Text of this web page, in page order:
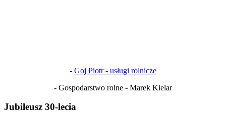
- Goj Piotr - usługi rolnicze
- Gospodarstwo rolne - Marek Kielar
Jubileusz 30-lecia